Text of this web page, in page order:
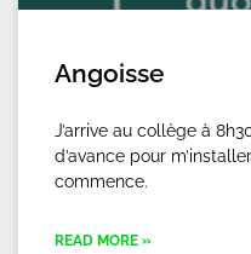
Angoisse
J’arrive au collège à
d’avance pour
commence.
READ MORE »